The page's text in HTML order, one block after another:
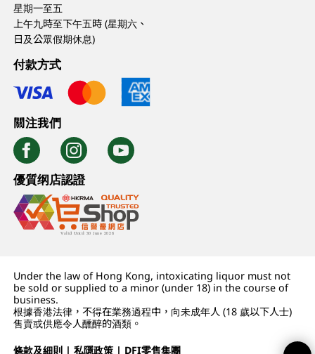
星期一至五
上午九時至下午五時 (星期六、
日及公眾假期休息)
付款方式
關注我們
優質纲店認證
Under the law of Hong Kong, intoxicating liquor must not
be sold or supplied to a minor (under 18) in the course of
business.
根據香港法律，不得在業務過程中，向未成年人 (18 歲以下人士)
售賣或供應令人醺醉的酒類。
條款及細則 |私隱政策 | DFI零售集團